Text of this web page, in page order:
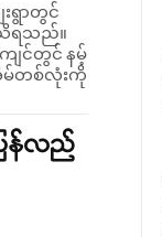
းရွာတွင်
သိရသည်။
ျင်တွင် နမ့်
အိမ်တစ်လုံးကို
န်လည်